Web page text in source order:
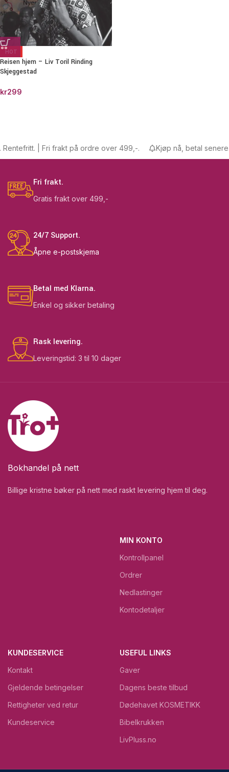
HOT
Reisen hjem – Liv Toril Rinding
Skjeggestad
kr299
| Fri frakt på ordre over 499,-. Kjøp nå, betal senere.
Fri frakt.
Gratis frakt over 499,-
24/7 Support.
Åpne e-postskjema
Betal med Klarna.
Enkel og sikker betaling
Rask levering.
Leveringstid: 3 til 10 dager
Bokhandel på nett
Billige kristne bøker på nett med raskt levering hjem til deg.
MIN KONTO
Kontrollpanel
Ordrer
Nedlastinger
Kontodetaljer
KUNDESERVICE
Kontakt
Gjeldende betingelser
Rettigheter ved retur
Kundeservice
USEFUL LINKS
Gaver
Dagens beste tilbud
Dødehavet KOSMETIKK
Bibelkrukken
LivPluss.no